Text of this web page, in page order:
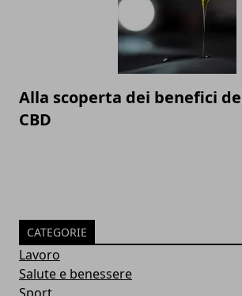
Alla scoperta dei benefici
CBD
CATEGORIE
Lavoro
Salute e benessere
Sport